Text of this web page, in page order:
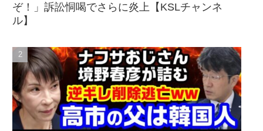
ぞ！」訴訟恫喝でさらに炎上【KSLチャンネ
ル】